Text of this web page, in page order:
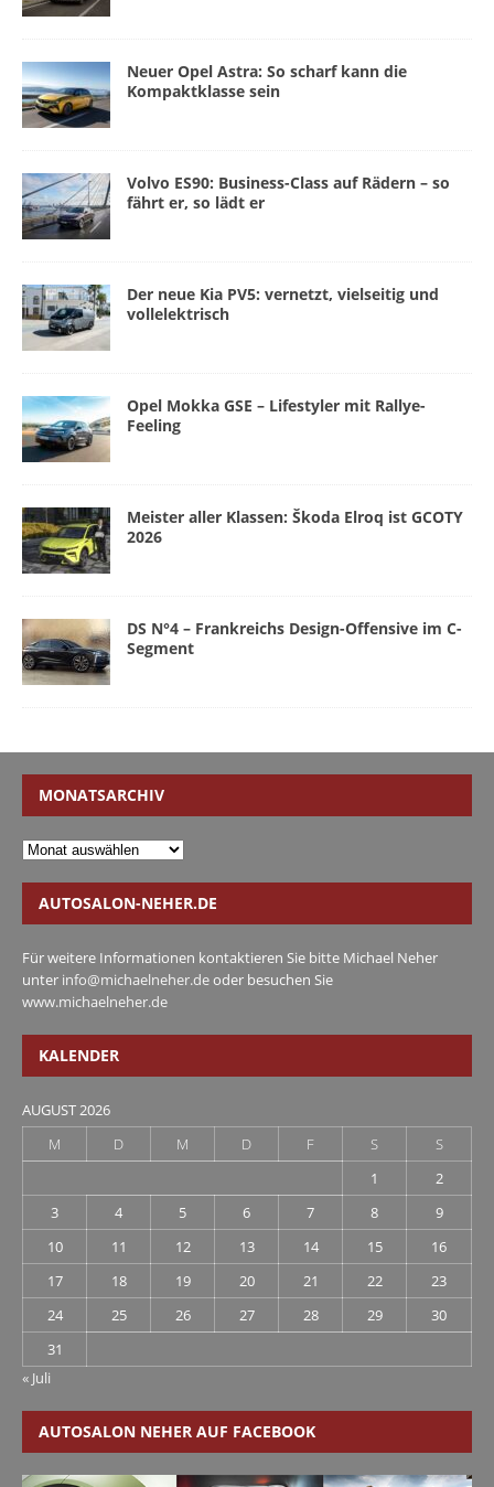
Neuer Opel Astra: So scharf kann die
Kompaktklasse sein
Volvo ES90: Business-Class auf Rädern – so
fährt er, so lädt er
Der neue Kia PV5: vernetzt, vielseitig und
vollelektrisch
Opel Mokka GSE – Lifestyler mit Rallye-
Feeling
Meister aller Klassen: Škoda Elroq ist GCOTY
2026
DS N°4 – Frankreichs Design-Offensive im C-
Segment
MONATSARCHIV
AUTOSALON-NEHER.DE
Für weitere Informationen kontaktieren Sie bitte Michael Neher
unter info@michaelneher.deoder besuchen Sie
www.michaelneher.de
KALENDER
AUGUST 2026
M
D M D F S
S
1
2
3
4 5 6 7 8
9
10
11 12 13 14 15
16
17
18 19 20 21 22
23
24
25 26 27 28 29
30
31
« Juli
AUTOSALON NEHER AUF FACEBOOK